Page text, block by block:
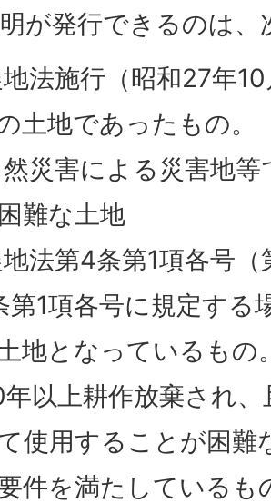
が発行できるのは、
法施行（昭和27年
土地であったもの。
災害による災害地
難な土地
法第4条第1項各号
第1項各号に規定する
地となっているもの
年以上耕作放棄され
使用することが困難
件を満たしているも